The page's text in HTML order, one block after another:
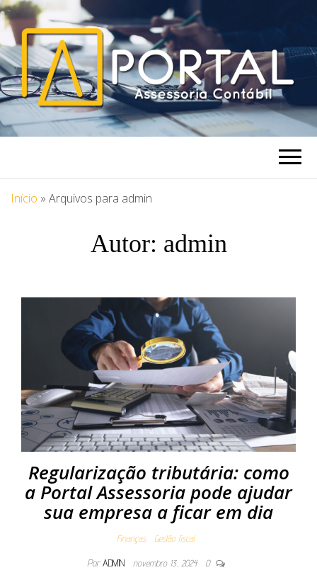
PORTAL
ASSESSORIA
Blog Portal Assessoria
Início » Arquivos para admin
Autor: admin
Regularização tributária: como
a Portal Assessoria pode ajudar
sua empresa a ficar em dia
Finanças Gestão fiscal
Por ADMIN novembro 13, 2024 0